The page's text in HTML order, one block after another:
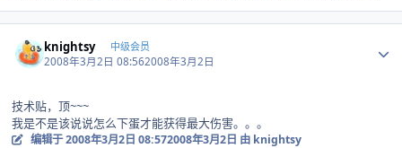
knightsy 中级会员
2008年3月2日 08:562008年3月2日
技术贴，顶~~~
我是不是该说说怎么下蛋才能获得最大伤害。。。
编辑于2008年3月2日 08:572008年3月2日 由 knightsy